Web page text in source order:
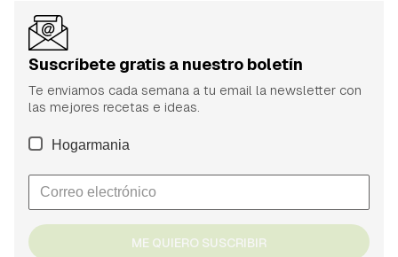
Suscríbete gratis a nuestro boletín
Te enviamos cada semana a tu email la newsletter con
las mejores recetas e ideas.
Hogarmania
ME QUIERO SUSCRIBIR